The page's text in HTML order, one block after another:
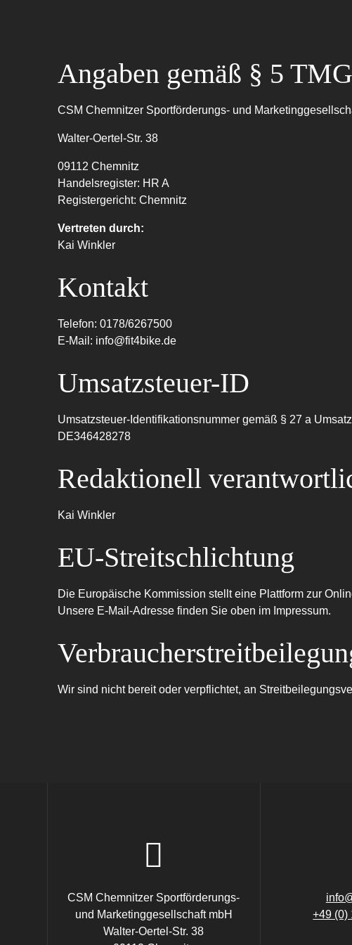
Angaben gemäß § 5 TMG
CSM Chemnitzer Sportförderungs- und
Walter-Oertel-Str. 38
09112 Chemnitz
Handelsregister: HR A
Registergericht: Chemnitz
Vertreten durch:
Kai Winkler
Kontakt
Telefon: 0178/6267500
E-Mail: info@fit4bike.de
Umsatzsteuer-ID
Umsatzsteuer-Identifikationsnummer gemäß § 27 a
DE346428278
Redaktionell
Kai Winkler
EU-Streitschlichtung
Die Europäische Kommission stellt eine Plattform zur
Unsere E-Mail-Adresse finden Sie oben im Impressum.
Wir sind nicht bereit oder verpflichtet, an
CSM Chemnitzer Sportförderungs-
und Marketinggesellschaft mbH
Walter-Oertel-Str. 38
+49 (0)